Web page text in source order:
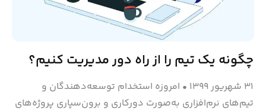
چگونه یک تیم را از راه دور مدیریت کنیم؟
۳۱ شهریور ۱۳۹۹ • امروزه استخدام توسعه‌دهندگان و
تیم‌های نرم‌افزاری به‌صورت دورکاری و برون‌سپاری پروژه‌های